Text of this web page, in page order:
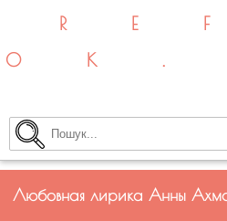
Любовная лирика Анны